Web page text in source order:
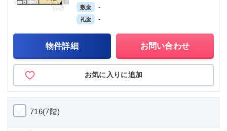
敷金 -
礼金 -
物件詳細 お問い合わせ
お気に入りに追加
716(7階)